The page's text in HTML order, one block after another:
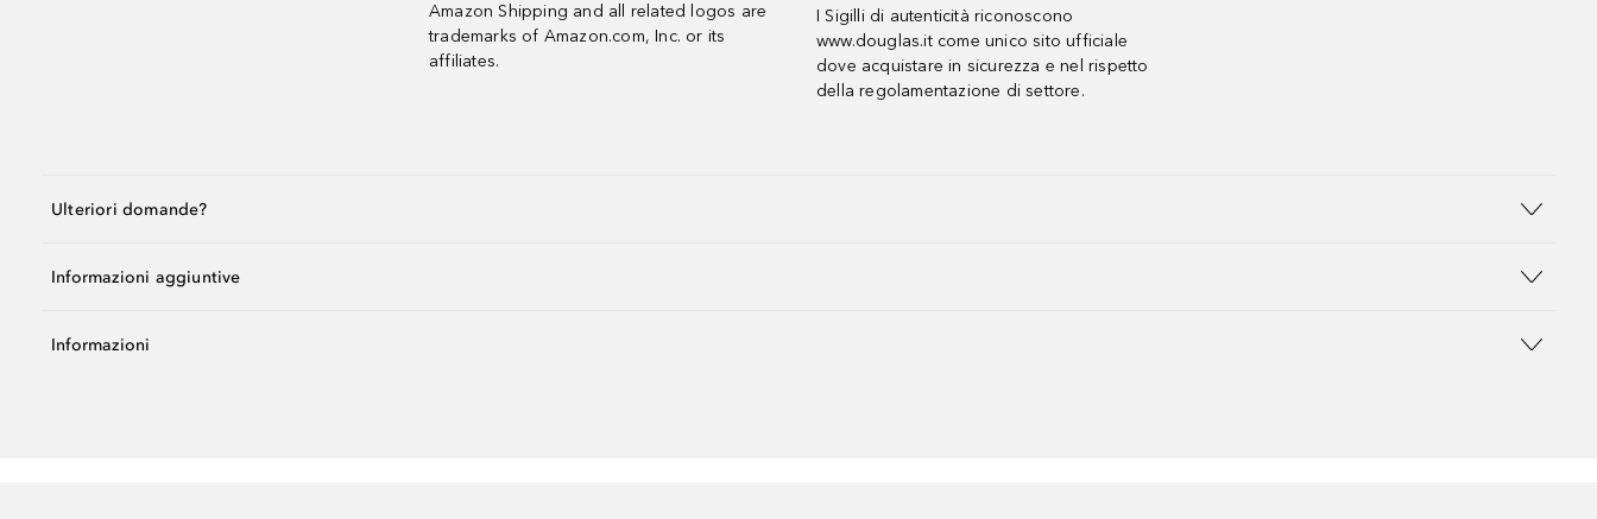
Amazon Shipping and all related logos are
trademarks of Amazon.com, Inc. or its
affiliates.
I Sigilli di autenticità riconoscono
www.douglas.it come unico sito ufficiale
dove acquistare in sicurezza e nel rispetto
della regolamentazione di settore.
Ulteriori domande?
Informazioni aggiuntive
Informazioni